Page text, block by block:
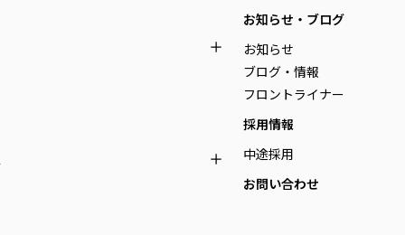
お知らせ・ブログ
お知らせ
ブログ・情報
フロントライナー
採用情報
中途採用
お問い合わせ